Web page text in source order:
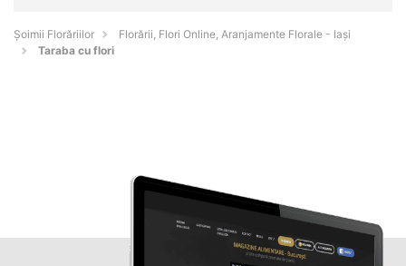
Șoimii Florăriilor
Florării, Flori Online, Aranjamente Florale - Iaşi
Taraba cu flori